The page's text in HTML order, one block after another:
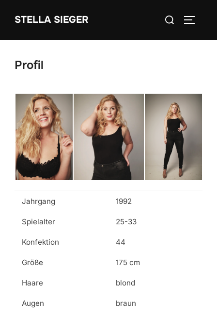
InhaltSTELLA SIEGER
Suchen
Profil
Jahrgang
Spielalter
Konfektion
Größe
Haare
Augen
1992
25-33
44
175 cm
blond
braun